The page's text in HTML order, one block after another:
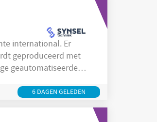
geproduceerd met
geautomatiseerde
werk je in een5
6 DAGEN GELEDEN